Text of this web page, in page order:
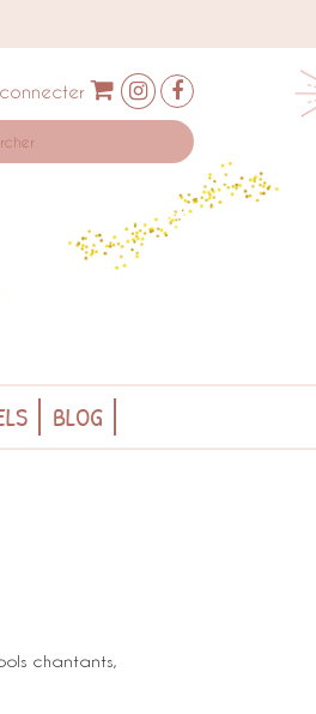
sur
site
BLOG
chantants,